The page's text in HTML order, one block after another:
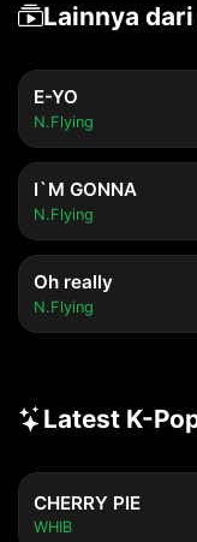
Lainnya
E-YO
N.Flying
I`M GONNA
N.Flying
Oh really
N.Flying
Latest K-
CHERRY PIE
WHIB